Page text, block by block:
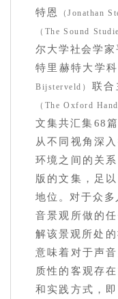
特恩
（Jonathan
（The Sound
尔大学社会学家
特里赫特大学
Bijsterveld） 联合
（The Oxford
文集共汇集68
从不同视角深
环境之间的关
版的文集，足
地位。对于众
音景观所做的
解该景观所处
意味着对于声
质性的客观存
和实践方式，